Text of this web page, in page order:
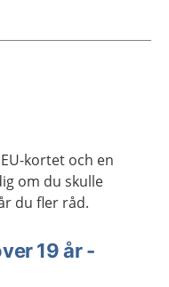
om du skulle
du fler råd.
19 år -